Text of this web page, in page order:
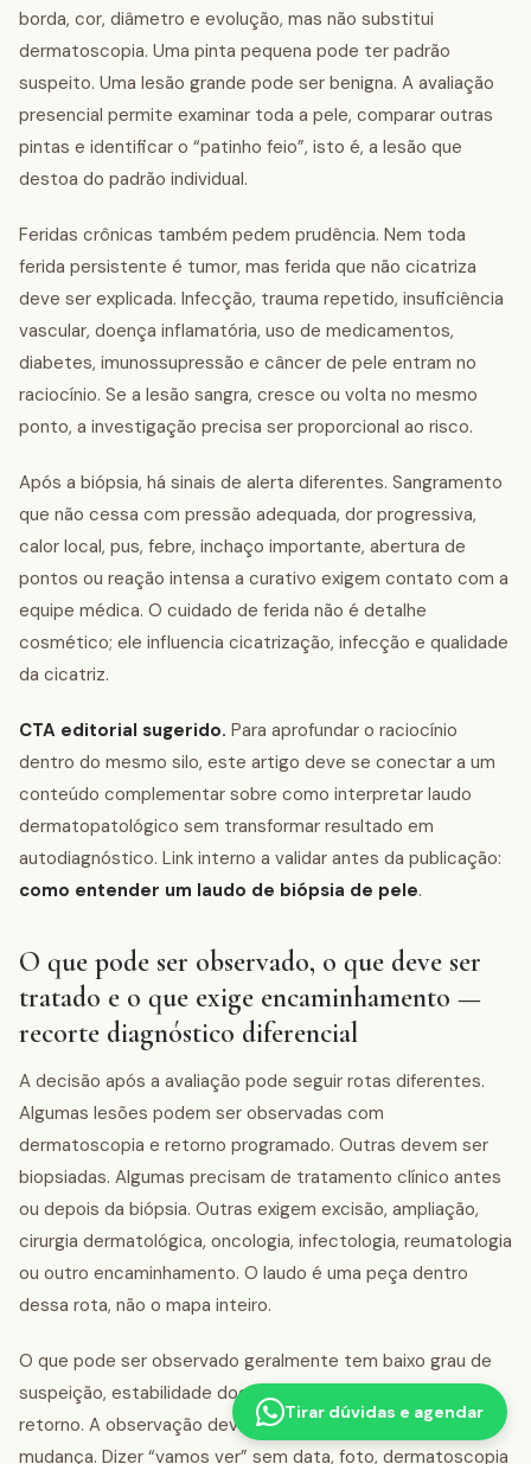
borda, cor, diâmetro e evolução, mas não substitui
dermatoscopia. Uma pinta pequena pode ter padrão
suspeito. Uma lesão grande pode ser benigna. A avaliação
presencial permite examinar toda a pele, comparar outras
pintas e identificar o “patinho feio”, isto é, a lesão que
destoa do padrão individual.
Feridas crônicas também pedem prudência. Nem toda
ferida persistente é tumor, mas ferida que não cicatriza
deve ser explicada. Infecção, trauma repetido, insuficiência
vascular, doença inflamatória, uso de medicamentos,
diabetes, imunossupressão e câncer de pele entram no
raciocínio. Se a lesão sangra, cresce ou volta no mesmo
ponto, a investigação precisa ser proporcional ao risco.
Após a biópsia, há sinais de alerta diferentes. Sangramento
que não cessa com pressão adequada, dor progressiva,
calor local, pus, febre, inchaço importante, abertura de
pontos ou reação intensa a curativo exigem contato com a
equipe médica. O cuidado de ferida não é detalhe
cosmético; ele influencia cicatrização, infecção e qualidade
da cicatriz.
CTA editorial sugerido. Para aprofundar o raciocínio
dentro do mesmo silo, este artigo deve se conectar a um
conteúdo complementar sobre como interpretar laudo
dermatopatológico sem transformar resultado em
autodiagnóstico. Link interno a validar antes da publicação:
como entender um laudo de biópsia de pele.
O que pode ser observado, o que deve ser
tratado e o que exige encaminhamento —
recorte diagnóstico diferencial
A decisão após a avaliação pode seguir rotas diferentes.
Algumas lesões podem ser observadas com
dermatoscopia e retorno programado. Outras devem ser
biopsiadas. Algumas precisam de tratamento clínico antes
ou depois da biópsia. Outras exigem excisão, ampliação,
cirurgia dermatológica, oncologia, infectologia, reumatologia
ou outro encaminhamento. O laudo é uma peça dentro
dessa rota, não o mapa inteiro.
O que pode ser observado geralmente tem baixo grau de
suspeição, estabilidade documentada e possibilidade de
retorno. A observação deve ter prazo e critério de
mudança. Dizer “vamos ver” sem data, foto, dermatoscopia
Tirar dúvidas e agendar